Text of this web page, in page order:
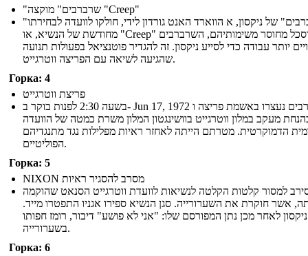
"שרברבים" מוקצה "Creep"
"השרברבים" של ניקסון, א הווארד האנט גורדון לידי, חולקו לוועדה לבחירתו
מחודשת של הנשיא, או "Creep" מתוסכל מחוסר משימותיהם, השרברבים
יותר עבודה כדי לסייע ניקסון. זה להגדיר פוטנציאל בפעולות תנועה
שהגיעה לשיאה עם הפריצה ווטרגייט.
Горка: 4
פריצת ווטרגייט
בשעה 2:30 לפנות בוקר ב- Jun 17, 1972 שרברבים נעצרו באשמת פריצה ו
מעקב במלון ווטרגייט בוושינגטון המלון משרת כמטה של ​​הוועדה
הדמוקרטית. מטרתם הייתה לאחזר ראיות מפלילות נגד מתנגדיהם
הפוליטיים.
Горка: 5
NIXON מסרב להסגיר ראיות
סירב למסור קלטות הקלטה לנשיאות לוועדת ווטרגייט הסנאט שהוקמה
אשר חוקרת את השערורייה. סגן הנשיא ספירו אגניו התפטרו מייד.
ניקסון לאחר מכן נתן המפורסם שלו: "אני לא פושע" דיבור, רומז חפותו
בשערורייה.
Горка: 6